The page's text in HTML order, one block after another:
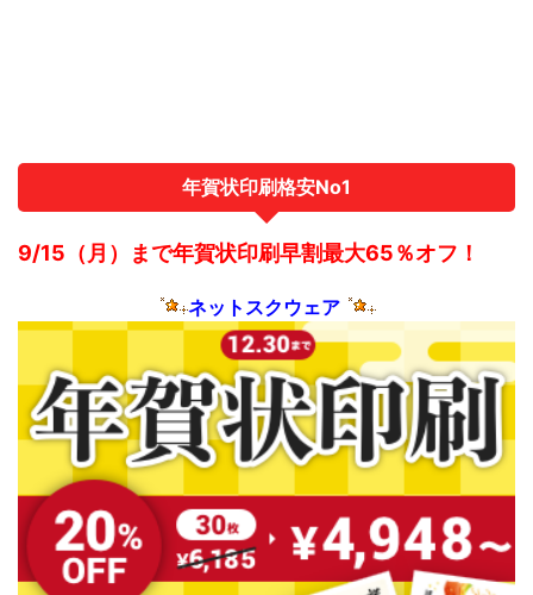
年賀状印刷格安No1
9/15（月）まで年賀状印刷早割最大65％オフ！
ネットスクウェア